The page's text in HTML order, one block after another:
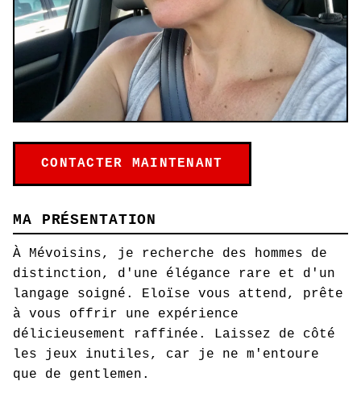
CONTACTER MAINTENANT
MA PRÉSENTATION
À Mévoisins, je recherche des hommes de
distinction, d'une élégance rare et d'un
langage soigné. Eloïse vous attend, prête
à vous offrir une expérience
délicieusement raffinée. Laissez de côté
les jeux inutiles, car je ne m'entoure
que de gentlemen.